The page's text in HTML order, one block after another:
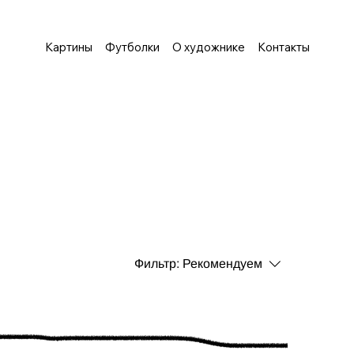
Картины Футболки О художнике Контакты
Фильтр: Рекомендуем